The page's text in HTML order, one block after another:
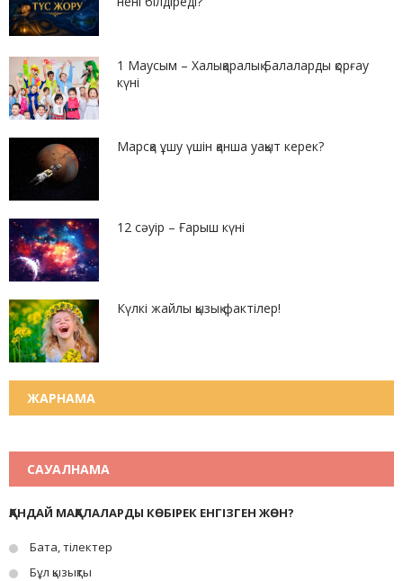
1 Маусым – Халықаралық Балаларды қорғау
күні
Марсқа ұшу үшін қанша уақыт керек?
12 сәуір – Ғарыш күні
Күлкі жайлы қызық фактілер!
ЖАРНАМА
САУАЛНАМА
ҚАНДАЙ МАҚАЛАЛАРДЫ КӨБІРЕК ЕНГІЗГЕН ЖӨН?
Бата, тілектер
Бұл қызықты